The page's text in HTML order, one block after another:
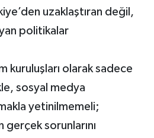
uzaklaştıran değil,
politikalar
kuruluşları olarak sadece
sosyal medya
yetinilmemeli;
gerçek sorunlarını